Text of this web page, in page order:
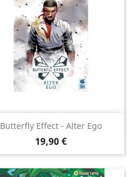
Butterfly Effect - Alter Ego
Prix
19,90 €
Aperçu rapide